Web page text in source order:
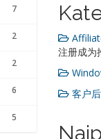
7
2
2
6
5
注册成为
客户